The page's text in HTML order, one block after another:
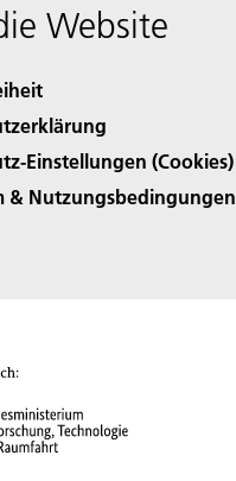
Website
Einstellungen (Cookies)
& Nutzungsbedingungen